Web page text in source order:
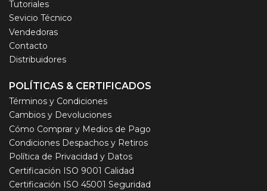
Tutoriales
Sevicio Técnico
Vendedoras
Contacto
Distribuidores
POLÍTICAS & CERTIFICADOS
Términos y Condiciones
Cambios y Devoluciones
Cómo Comprar y Medios de Pago
Condiciones Despachos y Retiros
Política de Privacidad y Datos
Certificación ISO 9001 Calidad
Certificación ISO 45001 Seguridad